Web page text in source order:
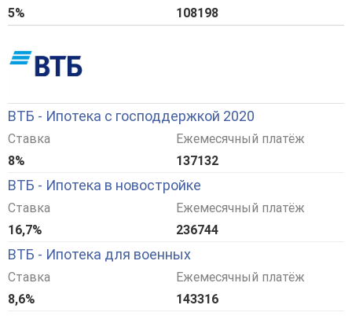
5%
108198
ВТБ - Ипотека с господдержкой 2020
Ставка
8%
Ежемесячный платёж
137132
ВТБ - Ипотека в новостройке
Ставка
16,7%
Ежемесячный платёж
236744
ВТБ - Ипотека для военных
Ставка
8,6%
Ежемесячный платёж
143316